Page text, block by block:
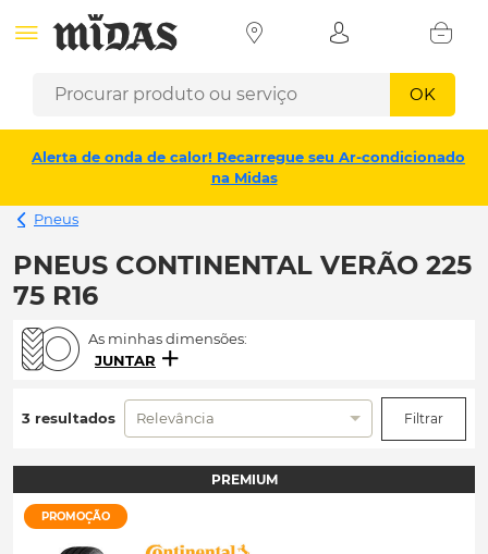
OK
Alerta de onda de calor! Recarregue seu Ar-condicionado
na Midas
Pneus
PNEUS CONTINENTAL VERÃO 225
75 R16
As minhas dimensões:
JUNTAR
3 resultados Relevância Filtrar
PREMIUM
PROMOÇÃO